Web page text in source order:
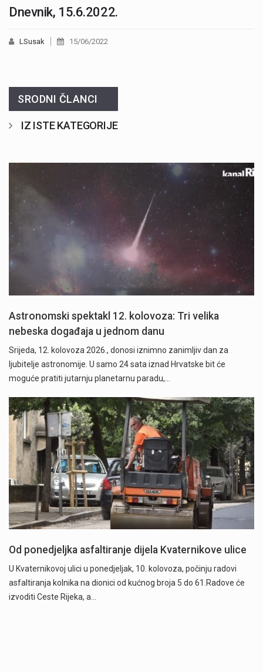
Dnevnik, 15.6.2022.
LSusak 15/06/2022
SRODNI ČLANCI
IZ ISTE KATEGORIJE
Astronomski spektakl 12. kolovoza: Tri velika
nebeska događaja u jednom danu
Srijeda, 12. kolovoza 2026., donosi iznimno zanimljiv dan za
ljubitelje astronomije. U samo 24 sata iznad Hrvatske bit će
moguće pratiti jutarnju planetarnu paradu,…
Od ponedjeljka asfaltiranje dijela Kvaternikove ulice
U Kvaternikovoj ulici u ponedjeljak, 10. kolovoza, počinju radovi
asfaltiranja kolnika na dionici od kućnog broja 5 do 61.Radove će
izvoditi Ceste Rijeka, a…